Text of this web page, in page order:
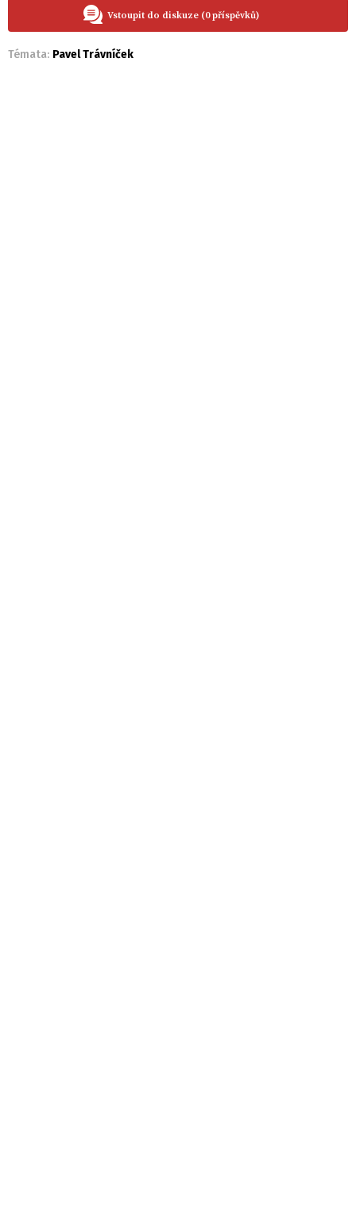
Vstoupit do diskuze (0 příspěvků)
Témata: Pavel Trávníček